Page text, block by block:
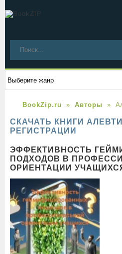
BookZip.ru Авторы
СКАЧАТЬ КНИГИ
РЕГИСТРАЦИИ
ЭФФЕКТИВНОСТЬ
ПОДХОДОВ В
ОРИЕНТАЦИИ